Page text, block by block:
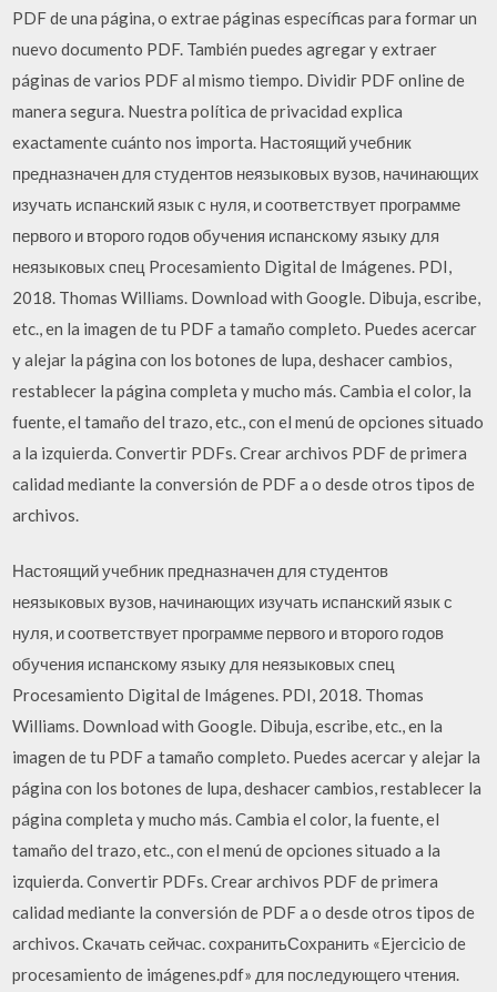
PDF de una página, o extrae páginas específicas para formar un
nuevo documento PDF. También puedes agregar y extraer
páginas de varios PDF al mismo tiempo. Dividir PDF online de
manera segura. Nuestra política de privacidad explica
exactamente cuánto nos importa. Настоящий учебник
предназначен для студентов неязыковых вузов, начинающих
изучать испанский язык с нуля, и соответствует программе
первого и второго годов обучения испанскому языку для
неязыковых спец Procesamiento Digital de Imágenes. PDI,
2018. Thomas Williams. Download with Google. Dibuja, escribe,
etc., en la imagen de tu PDF a tamaño completo. Puedes acercar
y alejar la página con los botones de lupa, deshacer cambios,
restablecer la página completa y mucho más. Cambia el color, la
fuente, el tamaño del trazo, etc., con el menú de opciones situado
a la izquierda. Convertir PDFs. Crear archivos PDF de primera
calidad mediante la conversión de PDF a o desde otros tipos de
archivos.
Настоящий учебник предназначен для студентов
неязыковых вузов, начинающих изучать испанский язык с
нуля, и соответствует программе первого и второго годов
обучения испанскому языку для неязыковых спец
Procesamiento Digital de Imágenes. PDI, 2018. Thomas
Williams. Download with Google. Dibuja, escribe, etc., en la
imagen de tu PDF a tamaño completo. Puedes acercar y alejar la
página con los botones de lupa, deshacer cambios, restablecer la
página completa y mucho más. Cambia el color, la fuente, el
tamaño del trazo, etc., con el menú de opciones situado a la
izquierda. Convertir PDFs. Crear archivos PDF de primera
calidad mediante la conversión de PDF a o desde otros tipos de
archivos. Скачать сейчас. сохранитьСохранить «Ejercicio de
procesamiento de imágenes.pdf» для последующего чтения.